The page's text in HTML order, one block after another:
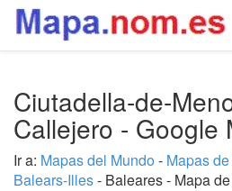
Ciutadella-de-
Callejero - Google
Ir a: Mapas del Mundo - Mapas
Balears-Illes- Baleares - Mapa